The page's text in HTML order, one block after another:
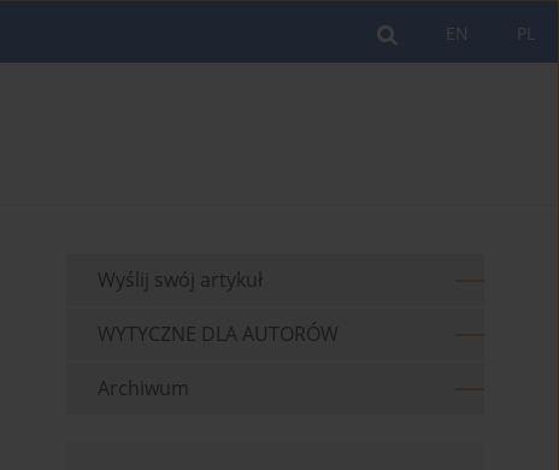
PL
EN
Wyślij swój artykuł
WYTYCZNE DLA AUTORÓW
Archiwum